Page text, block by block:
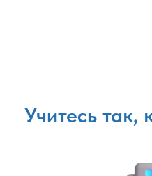
Учитесь так,